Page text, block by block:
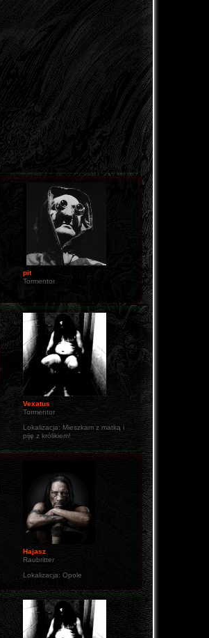
pit
Tormentor
Vexatus
Tormentor
Lokalizacja: Mieszkam z matką i
piję z królikiem!
Hajasz
Raubritter
Lokalizacja: Opole